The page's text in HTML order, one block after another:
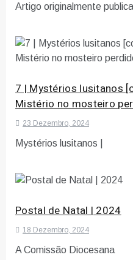
Artigo originalmente
7 | Mystérios lusitanos
Mistério no mosteiro
23 Dezembro, 2024
Mystérios lusitanos |
Postal de Natal | 2024
18 Dezembro, 2024
A Comissão Diocesana